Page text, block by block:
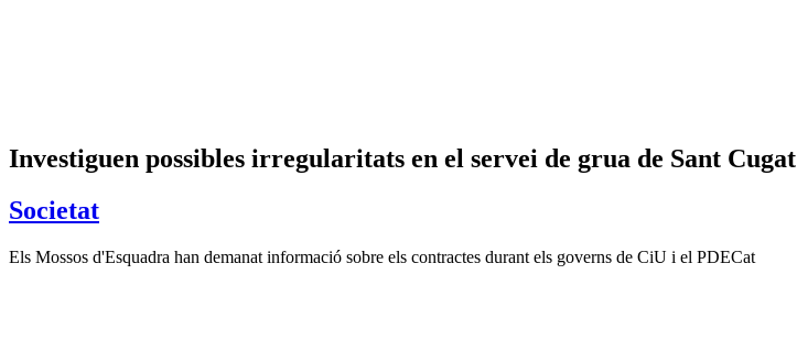
Investiguen possibles irregularitats en el servei de grua de Sant Cugat
Societat
Els Mossos d'Esquadra han demanat informació sobre els contractes durant els governs de CiU i el PDECat